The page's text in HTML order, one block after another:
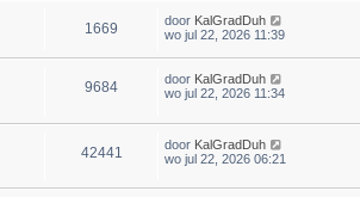
1669 door KalGradDuh
wo jul 22, 2026 11:39
9684 door KalGradDuh
wo jul 22, 2026 11:34
42441 door KalGradDuh
wo jul 22, 2026 06:21